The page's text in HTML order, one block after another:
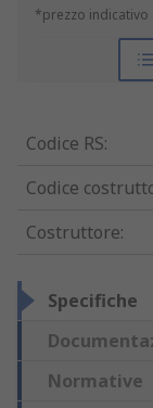
*prezzo indicativo
Codice RS:
Codice
Costruttore:
Specifiche
Normative